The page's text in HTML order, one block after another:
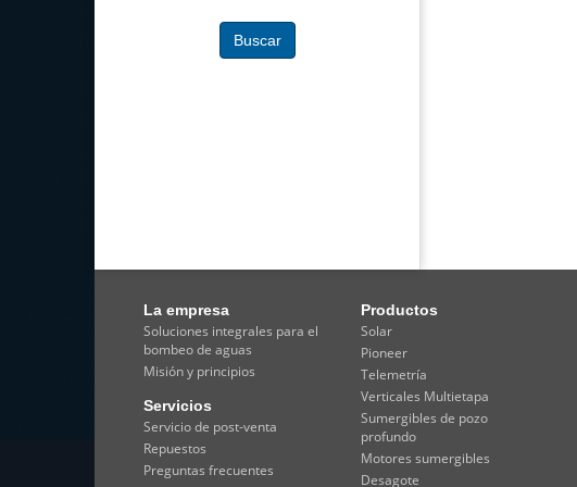
Buscar
La empresa
Soluciones integrales para el
bombeo de aguas
Misión y principios
Servicios
Servicio de post-venta
Repuestos
Preguntas frecuentes
Productos
Solar
Pioneer
Telemetría
Verticales Multietapa
Sumergibles de pozo
profundo
Motores sumergibles
Desagote